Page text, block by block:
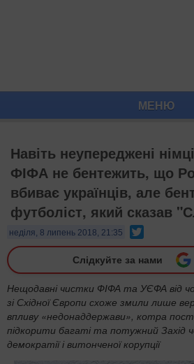
МЕНЮ
Навіть неупереджені
ФІФА не бентежить, що
вбиває українців, але
футболіст, який сказав
неділя, 8 липень 2018, 21:35
Слідкуйте за нами
Нещодавні чистки ФІФА та УЄФА від
зі Східної Європи схоже змили лише
впливу «недонаддержави», котра
підкорити багаті та потужний Захід
демократії і витонченої корупції